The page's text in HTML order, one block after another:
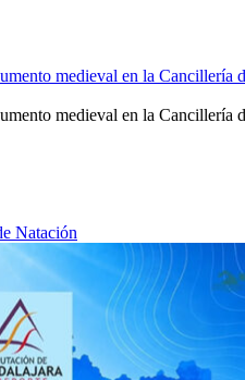
medieval en la Cancillería
medieval en la Cancillería
Natación